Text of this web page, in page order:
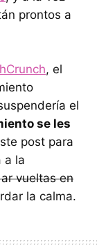
prontos a
, el
el
se les
post para
a la
vueltas en
la calma.